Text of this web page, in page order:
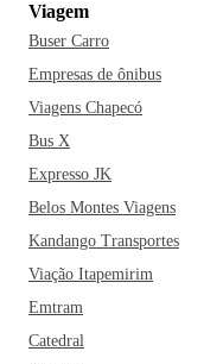
Viagem
Buser Carro
Empresas de ônibus
Viagens Chapecó
Bus X
Expresso JK
Belos Montes Viagens
Kandango Transportes
Viação Itapemirim
Emtram
Catedral